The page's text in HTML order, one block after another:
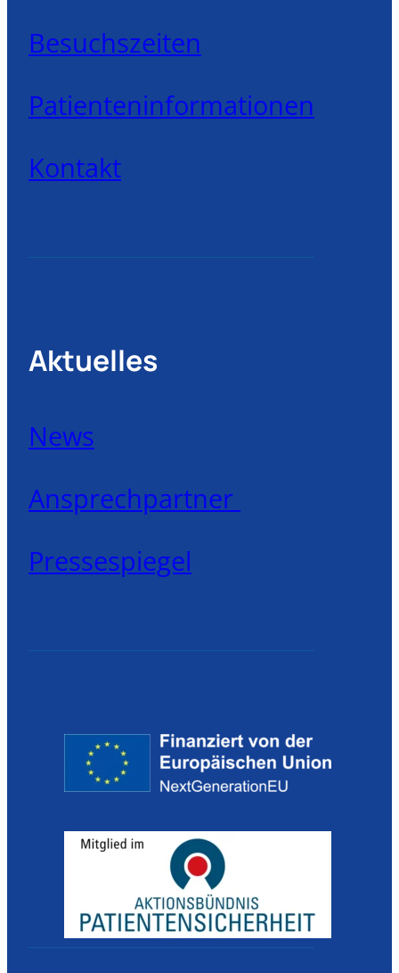
Besuchszeiten
Patienteninformationen
Kontakt
Aktuelles
News
Ansprechpartner
Pressespiegel